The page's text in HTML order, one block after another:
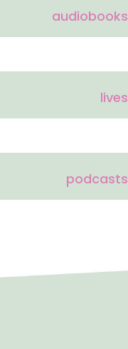
audiobooks
lives
podcasts